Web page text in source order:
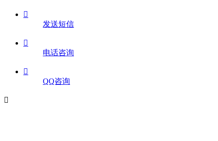

发送短信

电话咨询

QQ咨询
